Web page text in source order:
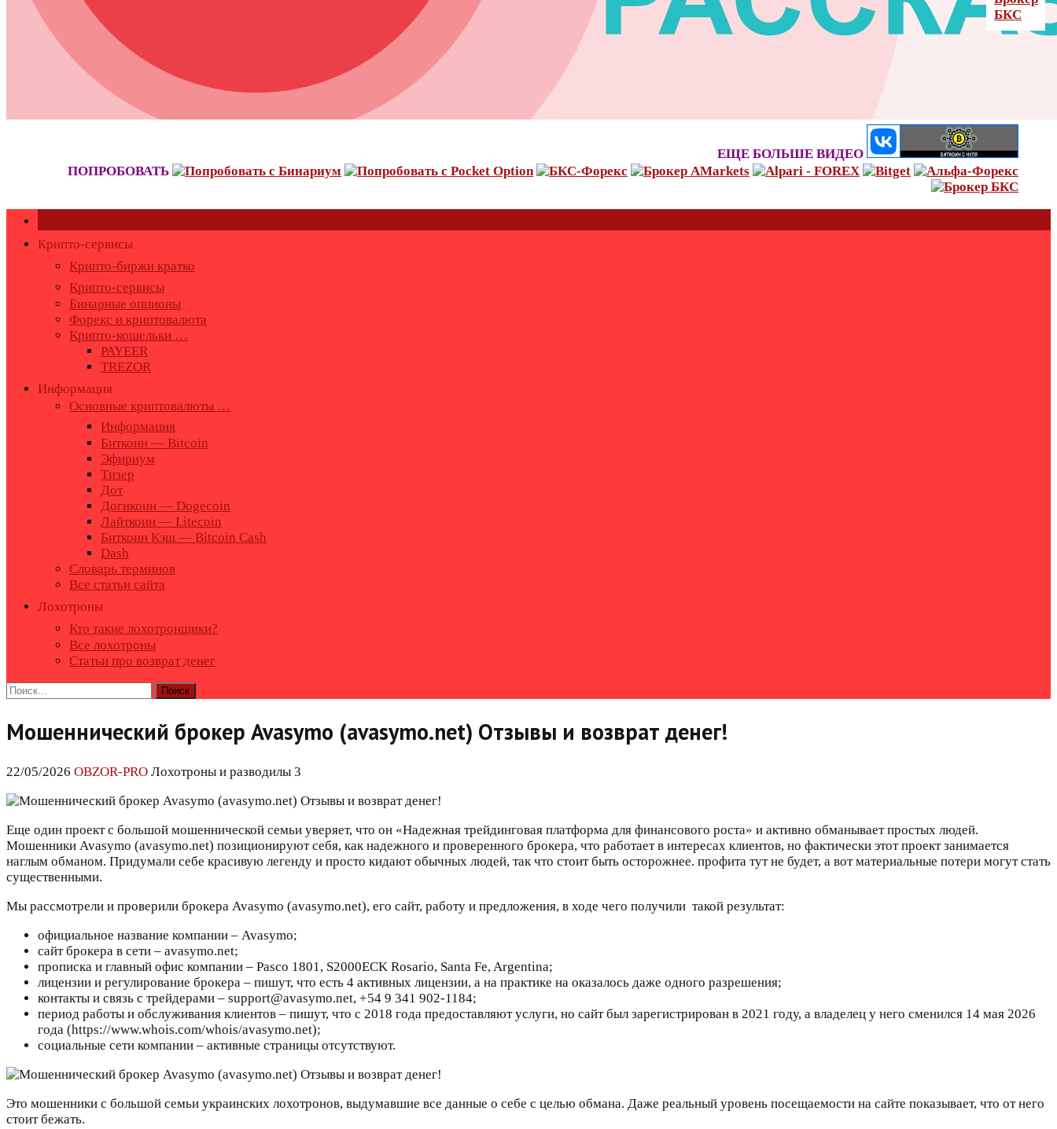
ЕЩЕ БОЛЬШЕ ВИДЕО
ПОПРОБОВАТЬ
Крипто-сервисы
Крипто-биржи кратко
Крипто-сервисы
Бинарные опционы
Форекс и криптовалюта
Крипто-кошельки …
PAYEER
TREZOR
Информация
Основные криптовалюты …
Информация
Биткоин — Bitcoin
Эфириум
Тизер
Дот
Догикоин — Dogecoin
Лайткоин — Litecoin
Биткоин Кэш — Bitcoin Cash
Dash
Словарь терминов
Все статьи сайта
Лохотроны
Кто такие лохотронщики?
Все лохотроны
Статьи про возврат денег
Найти:
Мошеннический брокер Avasymo (avasymo.net) Отзывы и возврат денег!
22/05/2026 OBZOR-PRO Лохотроны и разводилы 3
Еще один проект с большой мошеннической семьи уверяет, что он «Надежная трейдинговая платформа для финансового роста» и активно обманывает простых людей.
Мошенники Avasymo (avasymo.net) позиционируют себя, как надежного и проверенного брокера, что работает в интересах клиентов, но фактически этот проект занимается
наглым обманом. Придумали себе красивую легенду и просто кидают обычных людей, так что стоит быть осторожнее. профита тут не будет, а вот материальные потери могут стать
существенными.
Мы рассмотрели и проверили брокера Avasymo (avasymo.net), его сайт, работу и предложения, в ходе чего получили такой результат:
официальное название компании – Avasymo;
сайт брокера в сети – avasymo.net;
прописка и главный офис компании – Pasco 1801, S2000ECK Rosario, Santa Fe, Argentina;
лицензии и регулирование брокера – пишут, что есть 4 активных лицензии, а на практике на оказалось даже одного разрешения;
контакты и связь с трейдерами – support@avasymo.net, +54 9 341 902-1184;
период работы и обслуживания клиентов – пишут, что с 2018 года предоставляют услуги, но сайт был зарегистрирован в 2021 году, а владелец у него сменился 14 мая 2026
года (https://www.whois.com/whois/avasymo.net);
социальные сети компании – активные страницы отсутствуют.
Это мошенники с большой семьи украинских лохотронов, выдумавшие все данные о себе с целью обмана. Даже реальный уровень посещаемости на сайте показывает, что от него
стоит бежать.